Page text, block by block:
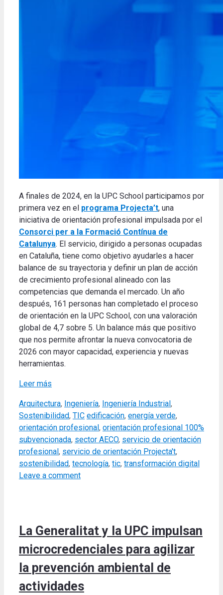
A finales de 2024, en la UPC School participamos por
primera vez en el programa Projecta’t, una
iniciativa de orientación profesional impulsada por el
Consorci per a la Formació Contínua de
Catalunya. El servicio, dirigido a personas ocupadas
en Cataluña, tiene como objetivo ayudarles a hacer
balance de su trayectoria y definir un plan de acción
de crecimiento profesional alineado con las
competencias que demanda el mercado. Un año
después, 161 personas han completado el proceso
de orientación en la UPC School, con una valoración
global de 4,7 sobre 5. Un balance más que positivo
que nos permite afrontar la nueva convocatoria de
2026 con mayor capacidad, experiencia y nuevas
herramientas.
Leer más
Categories
Arquitectura, Ingeniería, Ingeniería Industrial,
Sostenibilidad, TIC Tags
edificación, energía verde,
orientación profesional, orientación profesional 100%
subvencionada, sector AECO, servicio de orientación
profesional, servicio de orientación Projecta't,
sostenibilidad, tecnología, tic, transformación digital
Leave a comment
La Generalitat y la UPC impulsan
microcredenciales para agilizar
la prevención ambiental de
actividades